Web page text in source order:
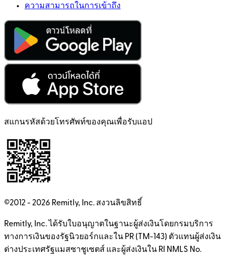
ความสามารถในการเข้าถึง
สแกนรหัสด้วยโทรศัพท์ของคุณเพื่อรับแอป
©2012 - 2026 Remitly, Inc. สงวนลิขสิทธิ์
Remitly, Inc. ได้รับใบอนุญาตในฐานะผู้ส่งเงินโดยกรมบริการ
ทางการเงินของรัฐนิวยอร์กและใน PR (TM-143) ตัวแทนผู้ส่งเงิน
ต่างประเทศรัฐแมสซาชูเซตส์ และผู้ส่งเงินใน RI NMLS No.